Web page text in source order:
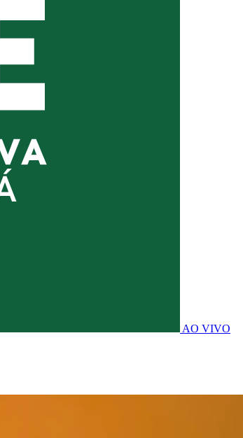
AO VIVO